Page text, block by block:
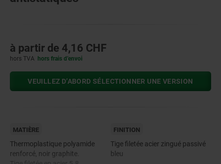
à partir de 4,16 CHF
hors TVA hors frais d’envoi
VEUILLEZ D’ABORD SÉLECTIONNER UNE VERSION
MATIÈRE
Thermoplastique polyamide
renforcé, noir graphite.
FINITION
Tige filetée acier zingué passivé
bleu